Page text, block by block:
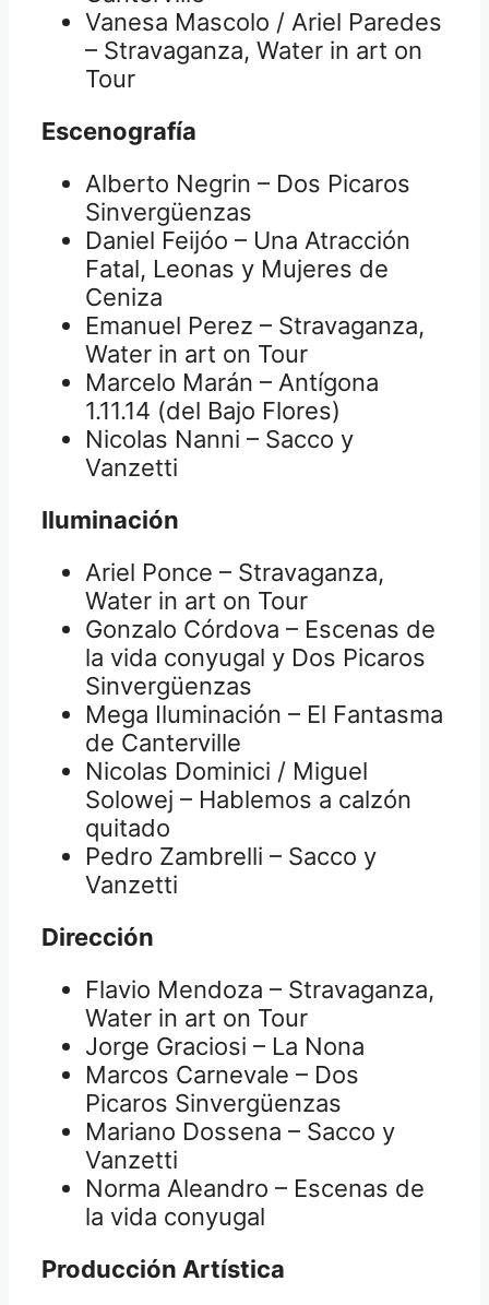
Vanesa Mascolo / Ariel Paredes
– Stravaganza, Water in art on
Tour
Escenografía
Alberto Negrin – Dos Picaros
Sinvergüenzas
Daniel Feijóo – Una Atracción
Fatal, Leonas y Mujeres de
Ceniza
Emanuel Perez – Stravaganza,
Water in art on Tour
Marcelo Marán – Antígona
1.11.14 (del Bajo Flores)
Nicolas Nanni – Sacco y
Vanzetti
Iluminación
Ariel Ponce – Stravaganza,
Water in art on Tour
Gonzalo Córdova – Escenas de
la vida conyugal y Dos Picaros
Sinvergüenzas
Mega Iluminación – El Fantasma
de Canterville
Nicolas Dominici / Miguel
Solowej – Hablemos a calzón
quitado
Pedro Zambrelli – Sacco y
Vanzetti
Dirección
Flavio Mendoza – Stravaganza,
Water in art on Tour
Jorge Graciosi – La Nona
Marcos Carnevale – Dos
Picaros Sinvergüenzas
Mariano Dossena – Sacco y
Vanzetti
Norma Aleandro – Escenas de
la vida conyugal
Producción Artística